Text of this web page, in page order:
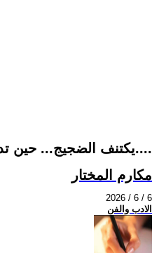
يكتنف الضجيج... حين تدوس العمر قدماه....
مكارم المختار
2026 / 6 / 6
الادب والفن